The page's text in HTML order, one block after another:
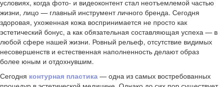
условиях, когда фото- и видеоконтент стал неотъемлемой частью
жизни, лицо — главный инструмент личного бренда. Сегодня
здоровая, ухоженная кожа воспринимается не просто как
эстетический бонус, а как обязательная составляющая успеха — в
любой сфере нашей жизни. Ровный рельеф, отсутствие видимых
несовершенств и естественная наполненность делают образ
более юным и отдохнувшим.
Сегодня контурная пластика — одна из самых востребованных